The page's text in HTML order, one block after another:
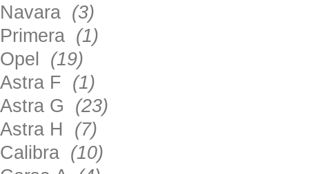
Navara (3)
Primera (1)
Opel (19)
Astra F (1)
Astra G (23)
Astra H (7)
Calibra (10)